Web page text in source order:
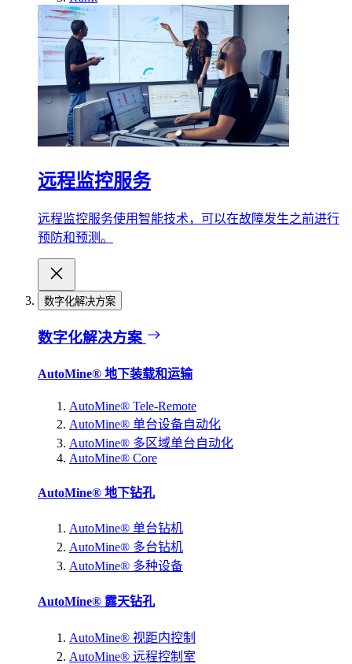
远程监控服务
远程监控服务使用智能技术，可以在故障发生之前进行
预防和预测。
数字化解决方案
数字化解决方案
AutoMine® 地下装载和运输
AutoMine® Tele-Remote
AutoMine® 单台设备自动化
AutoMine® 多区域单台自动化
AutoMine® Core
AutoMine® 地下钻孔
AutoMine® 单台钻机
AutoMine® 多台钻机
AutoMine® 多种设备
AutoMine® 露天钻孔
AutoMine® 视距内控制
AutoMine® 远程控制室